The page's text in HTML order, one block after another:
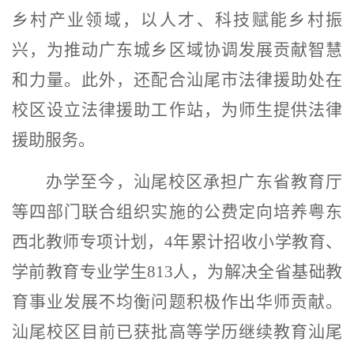
乡村产业领域，以人才、科技赋能乡村振
兴，为推动广东城乡区域协调发展贡献智慧
和力量。此外，还配合汕尾市法律援助处在
校区设立法律援助工作站，为师生提供法律
援助服务。
办学至今，汕尾校区承担广东省教育厅
等四部门联合组织实施的公费定向培养粤东
西北教师专项计划，4年累计招收小学教育、
学前教育专业学生813人，为解决全省基础教
育事业发展不均衡问题积极作出华师贡献。
汕尾校区目前已获批高等学历继续教育汕尾